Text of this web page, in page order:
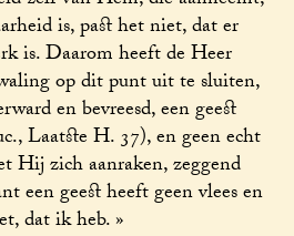
is, past het niet, dat er
is. Daarom heeft de Heer
op dit punt uit te sluiten,
en bevreesd, een geest
Laatste H. 37), en geen echt
Hij zich aanraken, zeggend
een geest heeft geen vlees en
dat ik heb. »